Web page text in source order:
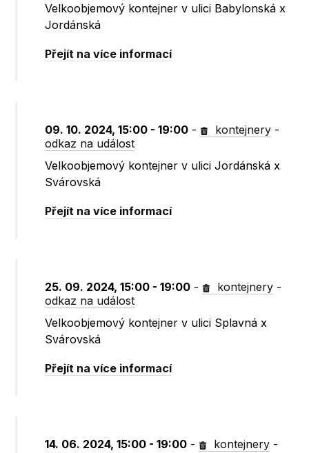
Velkoobjemový kontejner v ulici Babylonská x
Jordánská
Přejít na více informací
09. 10. 2024, 15:00 - 19:00 - kontejnery -
odkaz na událost
Velkoobjemový kontejner v ulici Jordánská x
Svárovská
Přejít na více informací
25. 09. 2024, 15:00 - 19:00 - kontejnery -
odkaz na událost
Velkoobjemový kontejner v ulici Splavná x
Svárovská
Přejít na více informací
14. 06. 2024, 15:00 - 19:00 - kontejnery -